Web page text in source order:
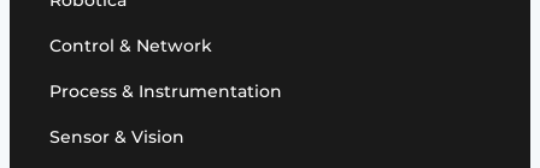
Control & Network
Process & Instrumentation
Sensor & Vision